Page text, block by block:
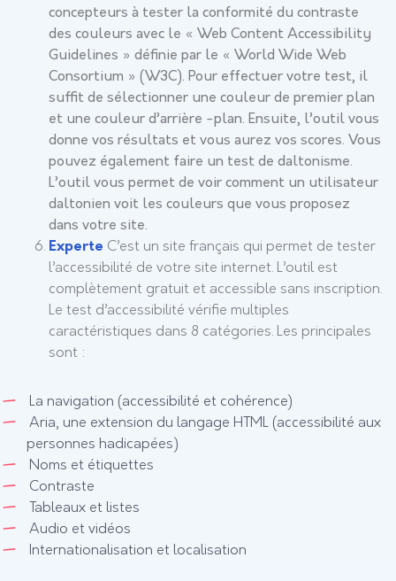
concepteurs à tester la conformité du contraste
des couleurs avec le « Web Content Accessibility
Guidelines » définie par le « World Wide Web
Consortium » (W3C). Pour effectuer votre test, il
suffit de sélectionner une couleur de premier plan
et une couleur d’arrière -plan. Ensuite, l’outil vous
donne vos résultats et vous aurez vos scores. Vous
pouvez également faire un test de daltonisme.
L’outil vous permet de voir comment un utilisateur
daltonien voit les couleurs que vous proposez
dans votre site.
Experte C’est un site français qui permet de tester
l’accessibilité de votre site internet. L’outil est
complètement gratuit et accessible sans inscription.
Le test d’accessibilité vérifie multiples
caractéristiques dans 8 catégories. Les principales
sont :
La navigation (accessibilité et cohérence)
Aria, une extension du langage HTML (accessibilité aux
personnes hadicapées)
Noms et étiquettes
Contraste
Tableaux et listes
Audio et vidéos
Internationalisation et localisation